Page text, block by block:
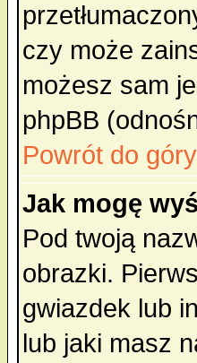
czy może
możesz sam
phpBB
Powrót do góry
Jak mogę
Pod twoją
obrazki.
gwiazdek lub
lub jaki masz